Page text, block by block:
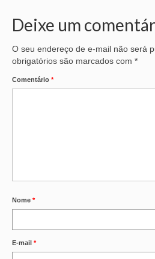
Deixe um
O seu endereço de e-mail não será
obrigatórios são marcados com *
Comentário *
Nome *
E-mail *